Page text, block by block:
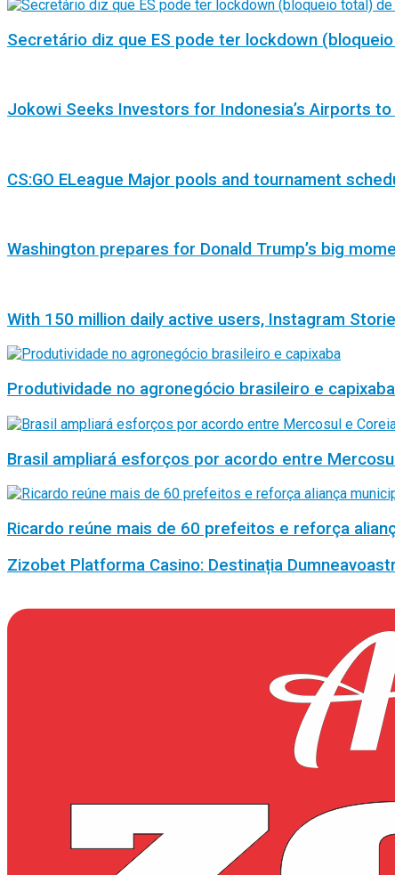
Secretário diz que ES pode ter lockdown
Jokowi Seeks Investors for Indonesia’s Airports
CS:GO ELeague Major pools and tournament
Washington prepares for Donald Trump’s big
With 150 million daily active users, Instagram
Produtividade no agronegócio brasileiro e capixaba
Brasil ampliará esforços por acordo entre
Ricardo reúne mais de 60 prefeitos e reforça
Zizobet Platforma Casino: Destinația